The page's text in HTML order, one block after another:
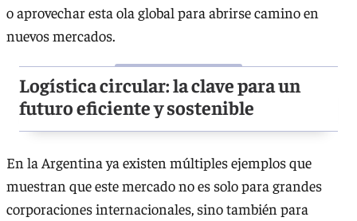
o aprovechar esta ola global para abrirse camino en
nuevos mercados.
Logística circular: la clave para un
futuro eficiente y sostenible
En la Argentina ya existen múltiples ejemplos que
muestran que este mercado no es solo para grandes
corporaciones internacionales, sino también para